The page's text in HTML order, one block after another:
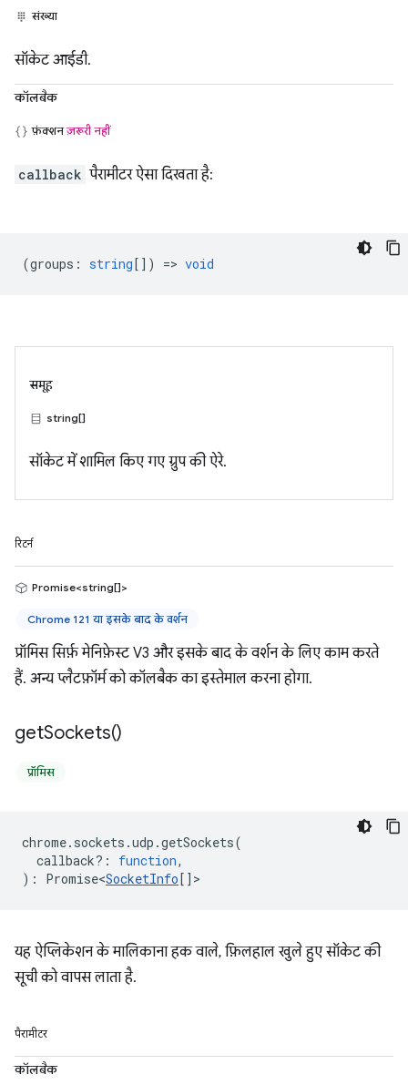
संख्या
सॉकेट आईडी.
कॉलबैक
फ़ंक्शनज़रूरी नहीं
callback पैरामीटर ऐसा दिखता है:
(groups : string[]) => void
समूह
string[]
सॉकेट में शामिल किए गए ग्रुप की ऐरे.
रिटर्न
Promise<string[]>
Chrome 121 या इसके बाद के वर्शन
प्रॉमिस सिर्फ़ मेनिफ़ेस्ट V3 और इसके बाद के वर्शन के लिए काम करते
हैं. अन्य प्लैटफ़ॉर्म को कॉलबैक का इस्तेमाल करना होगा.
getSockets()
प्रॉमिस
chrome. sockets .udp .getSockets(
callback? : function,
) : Promise<SocketInfo[] >
यह ऐप्लिकेशन के मालिकाना हक वाले, फ़िलहाल खुले हुए सॉकेट की
सूची को वापस लाता है.
पैरामीटर
कॉलबैक